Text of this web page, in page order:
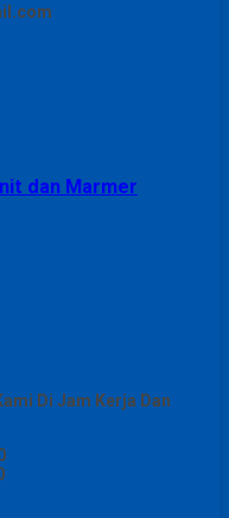
dan Marmer
Di Jam Kerja Dan